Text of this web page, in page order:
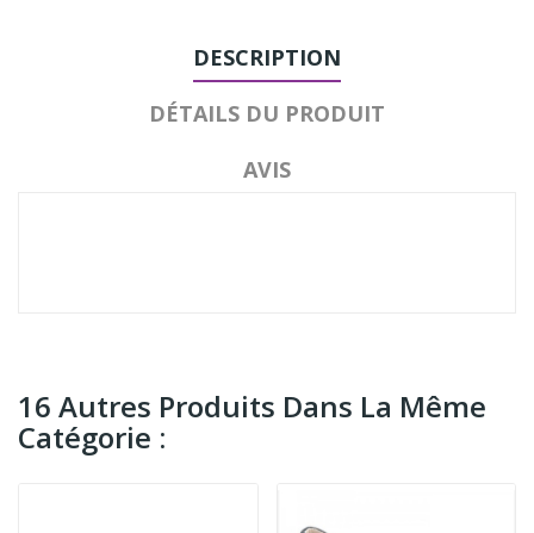
DESCRIPTION
DÉTAILS DU PRODUIT
AVIS
16 Autres Produits Dans La Même
Catégorie :